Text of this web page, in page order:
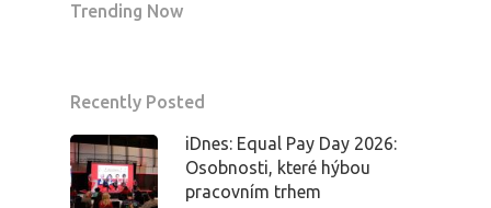
Trending Now
Recently Posted
iDnes: Equal Pay Day 2026:
Osobnosti, které hýbou
pracovním trhem